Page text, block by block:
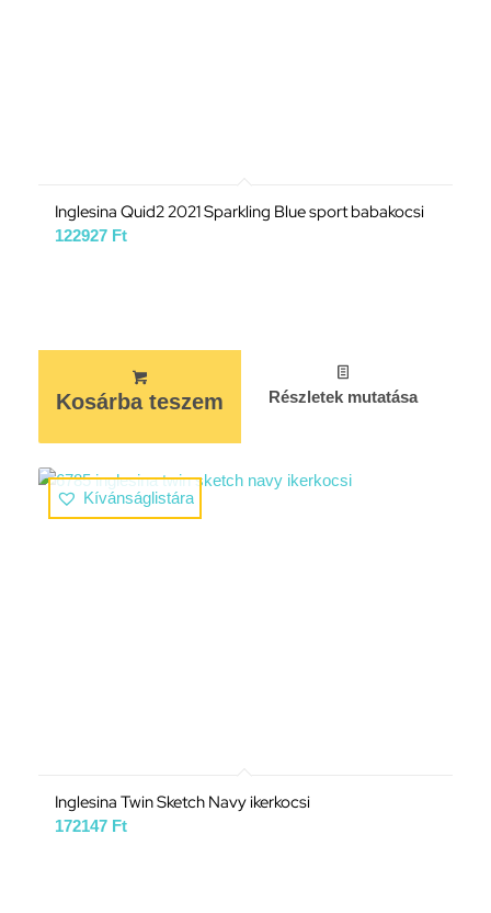
Inglesina Quid2 2021 Sparkling Blue sport babakocsi
122927 Ft
Kosárba teszem Részletek mutatása
Kívánságlistára
Inglesina Twin Sketch Navy ikerkocsi
172147 Ft